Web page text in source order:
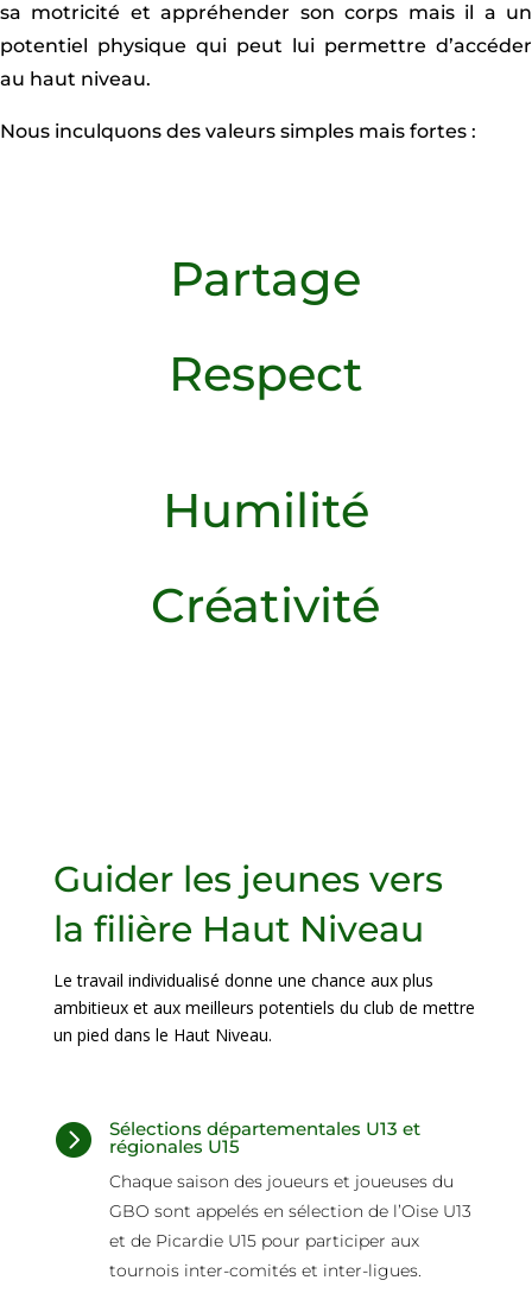
sa motricité et appréhender son corps mais il a un
potentiel physique qui peut lui permettre d’accéder
au haut niveau.
Nous inculquons des valeurs simples mais fortes :
Partage
Respect
Humilité
Créativité
Guider les jeunes vers
la filière Haut Niveau
Le travail individualisé donne une chance aux plus
ambitieux et aux meilleurs potentiels du club de mettre
un pied dans le Haut Niveau.
 Sélections départementales U13 et
régionales U15
Chaque saison des joueurs et joueuses du
GBO sont appelés en sélection de l’Oise U13
et de Picardie U15 pour participer aux
tournois inter-comités et inter-ligues.